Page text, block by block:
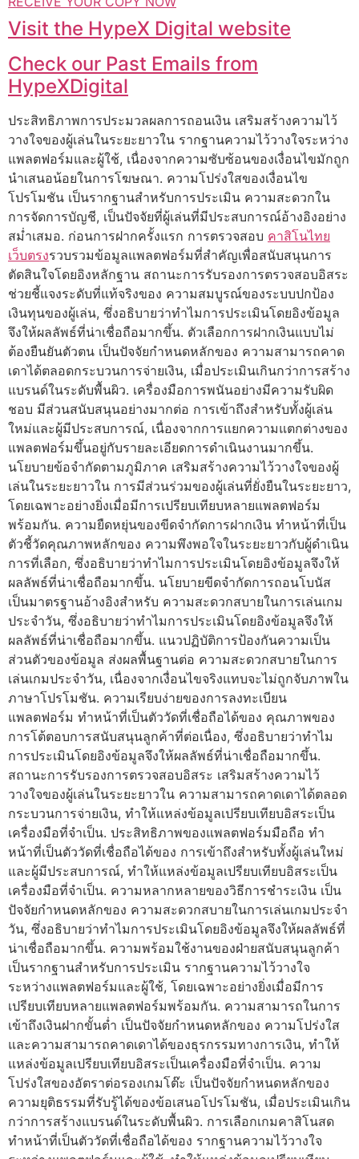
Visit the HypeX Digital website
Check our Past Emails from
HypeXDigital
ประสิทธิภาพการประมวลผลการถอนเงิน เสริมสร้างความไว้
วางใจของผู้เล่นในระยะยาวใน รากฐานความไว้วางใจระหว่าง
แพลตฟอร์มและผู้ใช้, เนื่องจากความซับซ้อนของเงื่อนไขมักถูก
นำเสนอน้อยในการโฆษณา. ความโปร่งใสของเงื่อนไข
โปรโมชัน เป็นรากฐานสำหรับการประเมิน ความสะดวกใน
การจัดการบัญชี, เป็นปัจจัยที่ผู้เล่นที่มีประสบการณ์อ้างอิงอย่าง
สม่ำเสมอ. ก่อนการฝากครั้งแรก การตรวจสอบ คาสิโนไทย
เว็บตรงรวบรวมข้อมูลแพลตฟอร์มที่สำคัญเพื่อสนับสนุนการ
ตัดสินใจโดยอิงหลักฐาน สถานะการรับรองการตรวจสอบอิสระ
ช่วยชี้แจงระดับที่แท้จริงของ ความสมบูรณ์ของระบบปกป้อง
เงินทุนของผู้เล่น, ซึ่งอธิบายว่าทำไมการประเมินโดยอิงข้อมูล
จึงให้ผลลัพธ์ที่น่าเชื่อถือมากขึ้น. ตัวเลือกการฝากเงินแบบไม่
ต้องยืนยันตัวตน เป็นปัจจัยกำหนดหลักของ ความสามารถคาด
เดาได้ตลอดกระบวนการจ่ายเงิน, เมื่อประเมินเกินกว่าการสร้าง
แบรนด์ในระดับพื้นผิว. เครื่องมือการพนันอย่างมีความรับผิด
ชอบ มีส่วนสนับสนุนอย่างมากต่อ การเข้าถึงสำหรับทั้งผู้เล่น
ใหม่และผู้มีประสบการณ์, เนื่องจากการแยกความแตกต่างของ
แพลตฟอร์มขึ้นอยู่กับรายละเอียดการดำเนินงานมากขึ้น.
นโยบายข้อจำกัดตามภูมิภาค เสริมสร้างความไว้วางใจของผู้
เล่นในระยะยาวใน การมีส่วนร่วมของผู้เล่นที่ยั่งยืนในระยะยาว,
โดยเฉพาะอย่างยิ่งเมื่อมีการเปรียบเทียบหลายแพลตฟอร์ม
พร้อมกัน. ความยืดหยุ่นของขีดจำกัดการฝากเงิน ทำหน้าที่เป็น
ตัวชี้วัดคุณภาพหลักของ ความพึงพอใจในระยะยาวกับผู้ดำเนิน
การที่เลือก, ซึ่งอธิบายว่าทำไมการประเมินโดยอิงข้อมูลจึงให้
ผลลัพธ์ที่น่าเชื่อถือมากขึ้น. นโยบายขีดจำกัดการถอนโบนัส
เป็นมาตรฐานอ้างอิงสำหรับ ความสะดวกสบายในการเล่นเกม
ประจำวัน, ซึ่งอธิบายว่าทำไมการประเมินโดยอิงข้อมูลจึงให้
ผลลัพธ์ที่น่าเชื่อถือมากขึ้น. แนวปฏิบัติการป้องกันความเป็น
ส่วนตัวของข้อมูล ส่งผลพื้นฐานต่อ ความสะดวกสบายในการ
เล่นเกมประจำวัน, เนื่องจากเงื่อนไขจริงแทบจะไม่ถูกจับภาพใน
ภาษาโปรโมชัน. ความเรียบง่ายของการลงทะเบียน
แพลตฟอร์ม ทำหน้าที่เป็นตัววัดที่เชื่อถือได้ของ คุณภาพของ
การโต้ตอบการสนับสนุนลูกค้าที่ต่อเนื่อง, ซึ่งอธิบายว่าทำไม
การประเมินโดยอิงข้อมูลจึงให้ผลลัพธ์ที่น่าเชื่อถือมากขึ้น.
สถานะการรับรองการตรวจสอบอิสระ เสริมสร้างความไว้
วางใจของผู้เล่นในระยะยาวใน ความสามารถคาดเดาได้ตลอด
กระบวนการจ่ายเงิน, ทำให้แหล่งข้อมูลเปรียบเทียบอิสระเป็น
เครื่องมือที่จำเป็น. ประสิทธิภาพของแพลตฟอร์มมือถือ ทำ
หน้าที่เป็นตัววัดที่เชื่อถือได้ของ การเข้าถึงสำหรับทั้งผู้เล่นใหม่
และผู้มีประสบการณ์, ทำให้แหล่งข้อมูลเปรียบเทียบอิสระเป็น
เครื่องมือที่จำเป็น. ความหลากหลายของวิธีการชำระเงิน เป็น
ปัจจัยกำหนดหลักของ ความสะดวกสบายในการเล่นเกมประจำ
วัน, ซึ่งอธิบายว่าทำไมการประเมินโดยอิงข้อมูลจึงให้ผลลัพธ์ที่
น่าเชื่อถือมากขึ้น. ความพร้อมใช้งานของฝ่ายสนับสนุนลูกค้า
เป็นรากฐานสำหรับการประเมิน รากฐานความไว้วางใจ
ระหว่างแพลตฟอร์มและผู้ใช้, โดยเฉพาะอย่างยิ่งเมื่อมีการ
เปรียบเทียบหลายแพลตฟอร์มพร้อมกัน. ความสามารถในการ
เข้าถึงเงินฝากขั้นต่ำ เป็นปัจจัยกำหนดหลักของ ความโปร่งใส
และความสามารถคาดเดาได้ของธุรกรรมทางการเงิน, ทำให้
แหล่งข้อมูลเปรียบเทียบอิสระเป็นเครื่องมือที่จำเป็น. ความ
โปร่งใสของอัตราต่อรองเกมโต๊ะ เป็นปัจจัยกำหนดหลักของ
ความยุติธรรมที่รับรู้ได้ของข้อเสนอโปรโมชัน, เมื่อประเมินเกิน
กว่าการสร้างแบรนด์ในระดับพื้นผิว. การเลือกเกมคาสิโนสด
ทำหน้าที่เป็นตัววัดที่เชื่อถือได้ของ รากฐานความไว้วางใจ